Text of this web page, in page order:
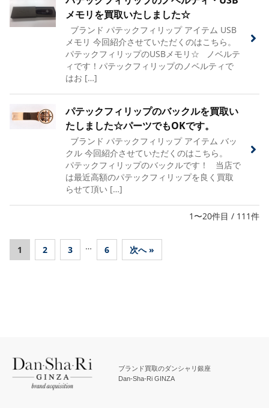
メモリを買取いたしました☆
ブランド パテックフィリップ アイテム USB
メモリ 今回紹介させていただくのはこちら。
パテックフィリップのUSBメモリ☆ ノベルテ
ィです！パテックフィリップのノベルティで
はお […]
パテックフィリップのバックルを買取い
たしました☆パーツでもOKです。
ブランド パテックフィリップ アイテム バッ
クル 今回紹介させていただくのはこちら。
パテックフィリップのバックルです！ 当店で
は最近高額のパテックフィリップを良く買取
らせて頂い […]
1〜20件目 / 111件
1 2 3 … 6 次へ »
ブランド買取のダンシャリ銀座
Dan-Sha-Ri GINZA